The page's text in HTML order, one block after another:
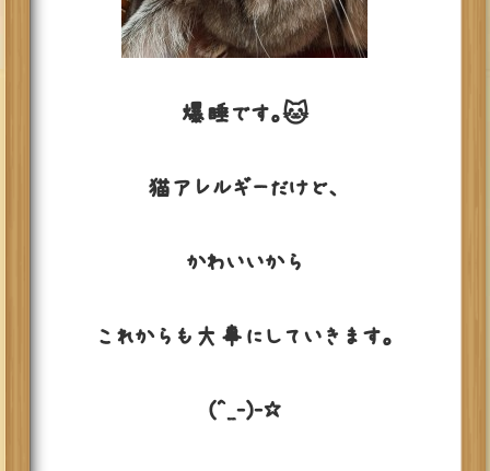
爆睡です。🐱
猫アレルギーだけど、
かわいいから
これからも大事にしていきます。
(^_-)-☆